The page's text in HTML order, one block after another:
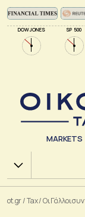
DOW JONES SP 500
MARKETS
Χ.Α.
ot.gr/Tax/Οι Γάλλοι